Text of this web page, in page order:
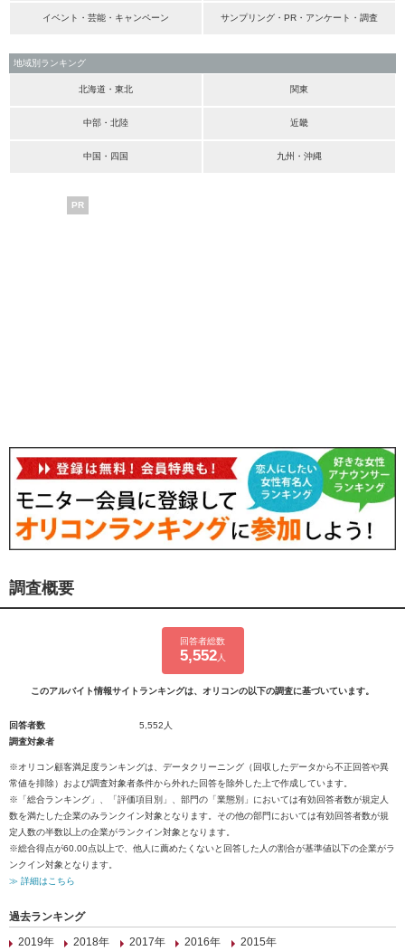
イベント・芸能・キャンペーン サンプリング・PR・アンケート・調査
地域別ランキング
北海道・東北 関東
中部・北陸 近畿
中国・四国 九州・沖縄
PR
調査概要
回答者総数
5,552人
このアルバイト情報サイトランキングは、オリコンの以下の調査に基づいています。
回答者数
5,552人
調査対象者
※オリコン顧客満足度ランキングは、データクリーニング（回収したデータから不正回答や異
常値を排除）および調査対象者条件から外れた回答を除外した上で作成しています。
※「総合ランキング」、「評価項目別」、部門の「業態別」においては有効回答者数が規定人
数を満たした企業のみランクイン対象となります。その他の部門においては有効回答者数が規
定人数の半数以上の企業がランクイン対象となります。
※総合得点が60.00点以上で、他人に薦めたくないと回答した人の割合が基準値以下の企業がラ
ンクイン対象となります。
≫ 詳細はこちら
過去ランキング
2019年
2018年 2017年 2016年 2015年